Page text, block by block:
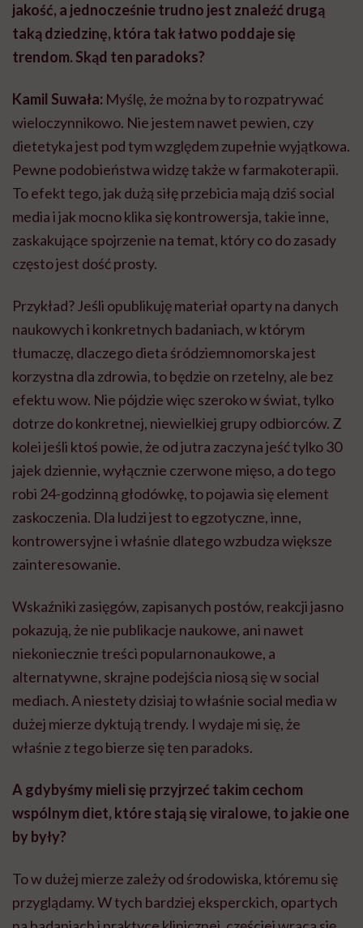
jakość, a jednocześnie trudno jest znaleźć drugą
taką dziedzinę, która tak łatwo poddaje się
trendom. Skąd ten paradoks?
Kamil Suwała: Myślę, że można by to rozpatrywać
wieloczynnikowo. Nie jestem nawet pewien, czy
dietetyka jest pod tym względem zupełnie wyjątkowa.
Pewne podobieństwa widzę także w farmakoterapii.
To efekt tego, jak dużą siłę przebicia mają dziś social
media i jak mocno klika się kontrowersja, takie inne,
zaskakujące spojrzenie na temat, który co do zasady
często jest dość prosty.
Przykład? Jeśli opublikuję materiał oparty na danych
naukowych i konkretnych badaniach, w którym
tłumaczę, dlaczego dieta śródziemnomorska jest
korzystna dla zdrowia, to będzie on rzetelny, ale bez
efektu wow. Nie pójdzie więc szeroko w świat, tylko
dotrze do konkretnej, niewielkiej grupy odbiorców. Z
kolei jeśli ktoś powie, że od jutra zaczyna jeść tylko 30
jajek dziennie, wyłącznie czerwone mięso, a do tego
robi 24-godzinną głodówkę, to pojawia się element
zaskoczenia. Dla ludzi jest to egzotyczne, inne,
kontrowersyjne i właśnie dlatego wzbudza większe
zainteresowanie.
Wskaźniki zasięgów, zapisanych postów, reakcji jasno
pokazują, że nie publikacje naukowe, ani nawet
niekoniecznie treści popularnonaukowe, a
alternatywne, skrajne podejścia niosą się w social
mediach. A niestety dzisiaj to właśnie social media w
dużej mierze dyktują trendy. I wydaje mi się, że
właśnie z tego bierze się ten paradoks.
A gdybyśmy mieli się przyjrzeć takim cechom
wspólnym diet, które stają się viralowe, to jakie one
by były?
To w dużej mierze zależy od środowiska, któremu się
przyglądamy. W tych bardziej eksperckich, opartych